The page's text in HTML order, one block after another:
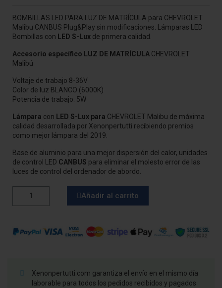
BOMBILLAS LED PARA LUZ DE MATRÍCULA para CHEVROLET
Malibu CANBUS Plug&Play sin modificaciones. Lámparas LED
Bombillas con LED S-Lux de primera calidad.
Accesorio específico LUZ DE MATRÍCULA CHEVROLET
Malibú
Voltaje de trabajo 8-36V
Color de luz BLANCO (6000K)
Potencia de trabajo: 5W
Lámpara con LED S-Lux para CHEVROLET Malibu de máxima
calidad desarrollada por Xenonpertutti recibiendo premios
como mejor lámpara del 2019.
Base de aluminio para una mejor dispersión del calor, unidades
de control LED CANBUS para eliminar el molesto error de las
luces de control del ordenador de abordo.
Añadir al carrito
Xenonpertutti.com garantiza el envío en el mismo día
laborable para todos los pedidos recibidos y pagados